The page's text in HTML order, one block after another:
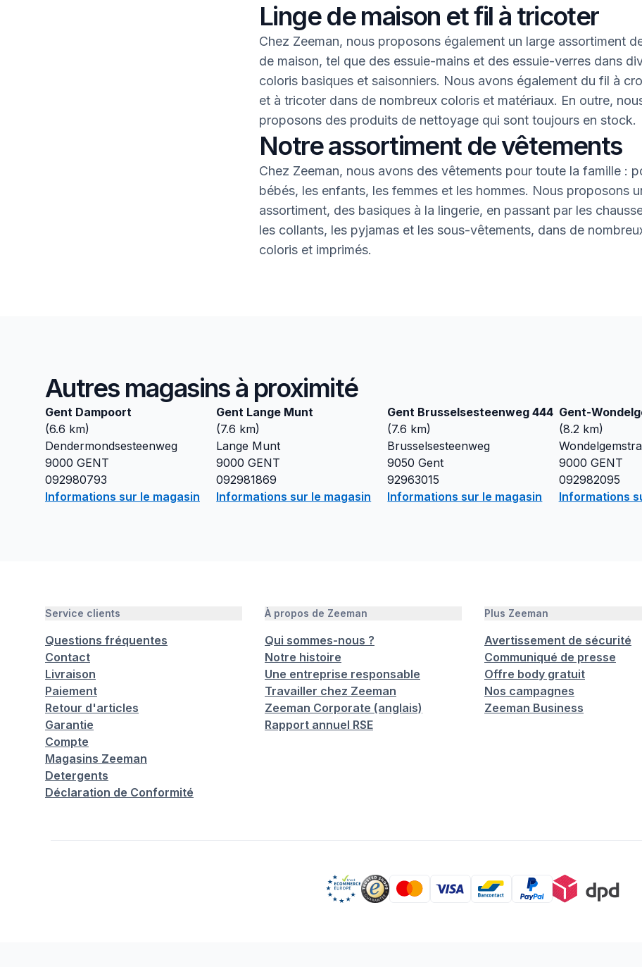
Linge de maison et fil à tricoter
Chez Zeeman, nous proposons également un large assortiment
de maison, tel que des essuie-mains et des essuie-verres dans
coloris basiques et saisonniers. Nous avons également du fil à
et à tricoter dans de nombreux coloris et matériaux. En outre,
proposons des produits de nettoyage qui sont toujours en stock.
Notre assortiment de vêtements
Chez Zeeman, nous avons des vêtements pour toute la famille :
bébés, les enfants, les femmes et les hommes. Nous proposons
assortiment, des basiques à la lingerie, en passant par les
les collants, les pyjamas et les sous-vêtements, dans de
coloris et imprimés.
Autres magasins à proximité
Gent Dampoort
(6.6 km)
Dendermondsesteenweg
9000 GENT
092980793
Informations sur le magasin
Gent Lange Munt
(7.6 km)
Lange Munt
9000 GENT
092981869
Informations sur le magasin
Gent Brusselsesteenweg 444
(7.6 km)
Brusselsesteenweg
9050 Gent
92963015
Informations sur le magasin
Gent-
(8.2km)
9000 GENT
092982095
Informations
Service clients
Questions fréquentes
Contact
Livraison
Paiement
Retour d'articles
Garantie
Compte
Magasins Zeeman
Detergents
Déclaration de Conformité
À propos de Zeeman
Qui sommes-nous ?
Notre histoire
Une entreprise responsable
Travailler chez Zeeman
Zeeman Corporate (anglais)
Rapport annuel RSE
Plus Zeeman
Avertissement de sécurité
Communiqué de presse
Offre body gratuit
Nos campagnes
Zeeman Business